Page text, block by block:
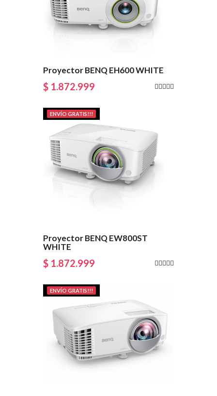
Proyector BENQ EH600 WHITE
$ 1.872.999
ENVÍO GRATIS!!!
Proyector BENQ EW800ST
WHITE
$ 1.872.999
ENVÍO GRATIS!!!